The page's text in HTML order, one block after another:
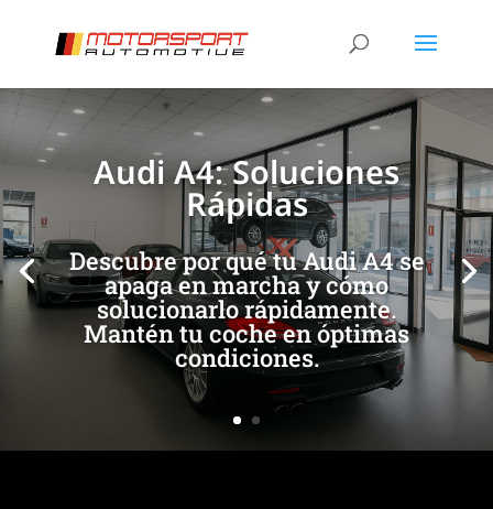
Audi A4: Soluciones
Rápidas
Descubre por qué tu Audi A4 se
apaga en marcha y cómo
solucionarlo rápidamente.
Mantén tu coche en óptimas
condiciones.
[/et_pb_slide] [/et_pb_slide]